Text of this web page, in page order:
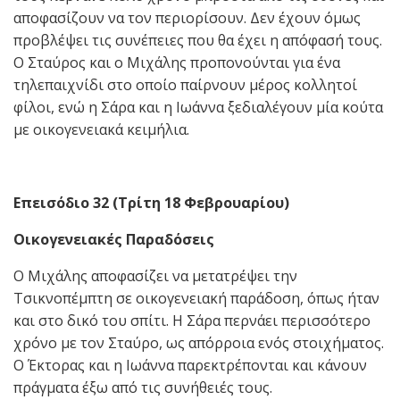
αποφασίζουν να τον περιορίσουν. Δεν έχουν όμως
προβλέψει τις συνέπειες που θα έχει η απόφασή τους.
Ο Σταύρος και ο Μιχάλης προπονούνται για ένα
τηλεπαιχνίδι στο οποίο παίρνουν μέρος κολλητοί
φίλοι, ενώ η Σάρα και η Ιωάννα ξεδιαλέγουν μία κούτα
με οικογενειακά κειμήλια.
Επεισόδιο 32 (Τρίτη 18 Φεβρουαρίου)
Οικογενειακές Παραδόσεις
Ο Μιχάλης αποφασίζει να μετατρέψει την
Τσικνοπέμπτη σε οικογενειακή παράδοση, όπως ήταν
και στο δικό του σπίτι. Η Σάρα περνάει περισσότερο
χρόνο με τον Σταύρο, ως απόρροια ενός στοιχήματος.
Ο Έκτορας και η Ιωάννα παρεκτρέπονται και κάνουν
πράγματα έξω από τις συνήθειές τους.